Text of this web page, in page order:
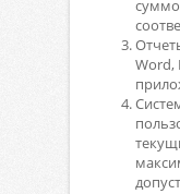
Word,